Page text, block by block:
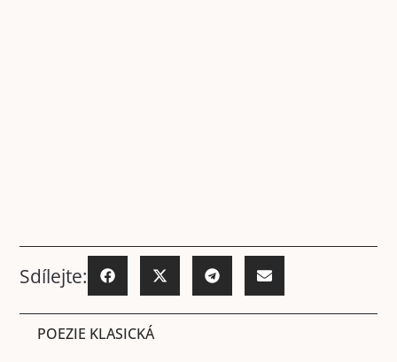
Sdílejte:
POEZIE KLASICKÁ